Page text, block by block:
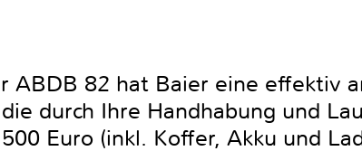
ABDB 82 hat Baier eine effektiv
durch Ihre Handhabung und
Euro (inkl. Koffer, Akku und